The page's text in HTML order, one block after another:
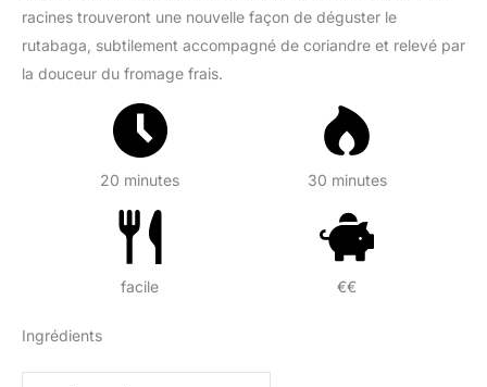
racines trouveront une nouvelle façon de déguster le
rutabaga, subtilement accompagné de coriandre et relevé par
la douceur du fromage frais.
20 minutes 30 minutes
facile €€
Ingrédients